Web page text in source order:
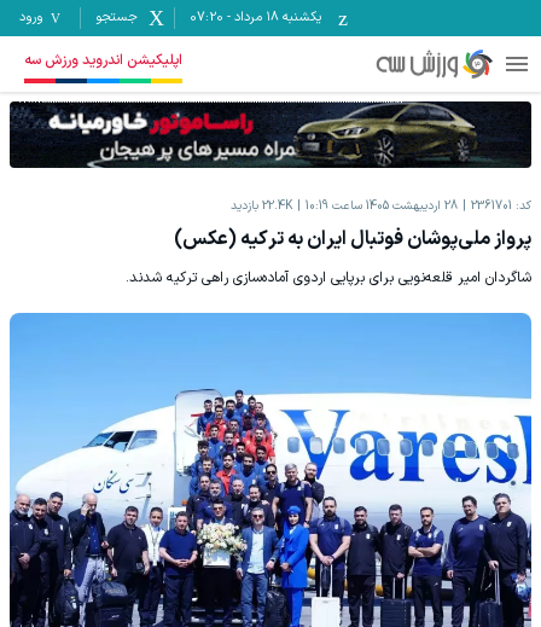
یکشنبه ۱۸ مرداد -
07:20 جستجو ورود
اپلیکیشن اندروید ورزش سه
کد: 2361701 28 اردیبهشت 1405 ساعت 10:19 22.4K بازدید
پرواز ملی‌پوشان فوتبال ایران به ترکیه (عکس)
شاگردان امیر قلعه‌نویی برای برپایی اردوی آماده‌سازی راهی ترکیه شدند.